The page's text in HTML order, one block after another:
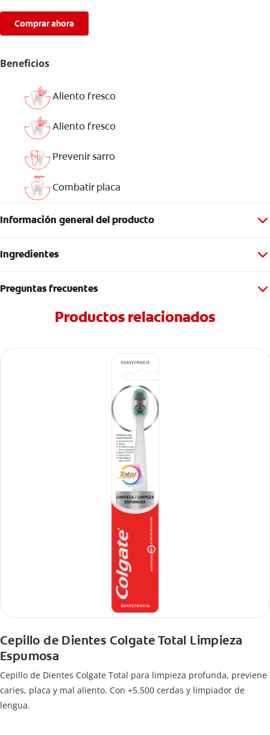
Comprar ahora
Beneficios
Aliento fresco
Aliento fresco
Prevenir sarro
Combatir placa
Información general del producto
Ingredientes
Preguntas frecuentes
Productos relacionados
Cepillo de Dientes Colgate Total Limpieza
Espumosa
Cepillo de Dientes Colgate Total para limpieza profunda, previene
caries, placa y mal aliento. Con +5.500 cerdas y limpiador de
lengua.